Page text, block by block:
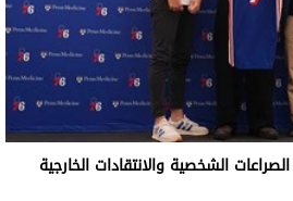
الشخصية والانتقادات الخارجية